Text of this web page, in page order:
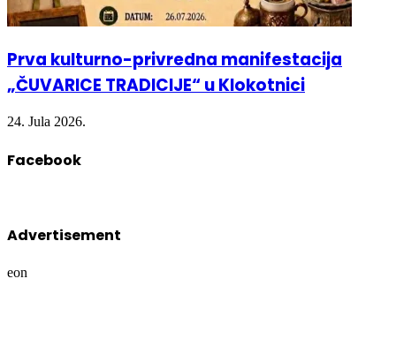
Prva kulturno-privredna manifestacija
„ČUVARICE TRADICIJE“ u Klokotnici
24. Jula 2026.
Facebook
Advertisement
eon